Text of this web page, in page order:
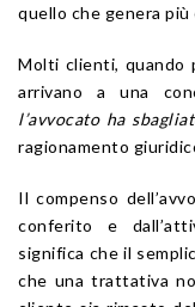
quello che genera più
Molti clienti, quando
arrivano a una
l’avvocato ha
ragionamento
Il compenso
conferito e
significa che il
che una trattativa